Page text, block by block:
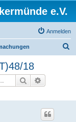
e.V.
Anmelden
18
Suche